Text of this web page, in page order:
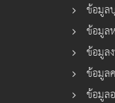
ข้อมูล
ข้อมูล
ข้อมูล
ข้อมู
ข้อมูล